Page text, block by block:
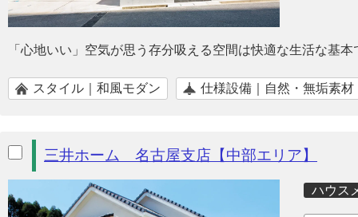
「心地いい」空気が思う存分吸える空間は快適な生活な基本
スタイル｜和風モダン 仕様設備｜自然・無垢素材
三井ホーム 名古屋支店【中部エリア】
ハウス